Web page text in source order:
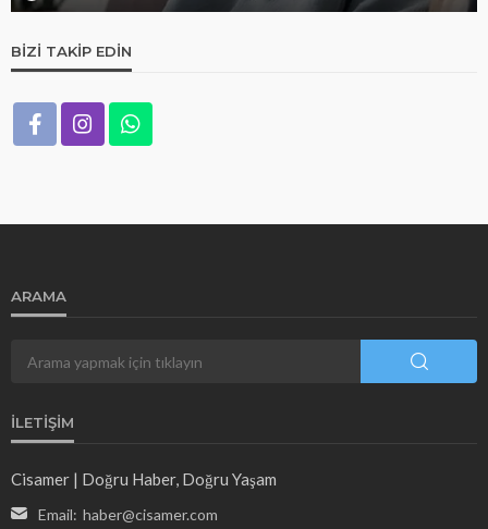
BIZI TAKIP EDIN
ARAMA
İLETIŞIM
Cisamer | Doğru Haber, Doğru Yaşam
Email: haber@cisamer.com